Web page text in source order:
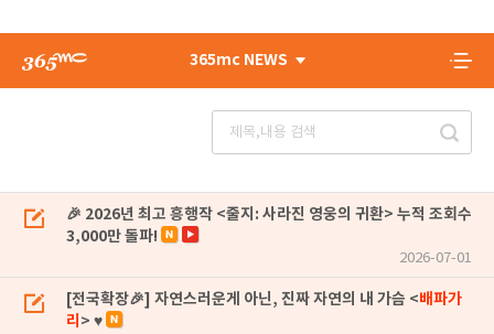
365mc NEWS
🎉 2026년 최고 흥행작 <줄지: 사라진 영웅의 귀환> 누적 조회수
3,000만 돌파!
2026-07-01
[전국확장🎉] 자연스러운게 아닌, 진짜 자연의 내 가슴 <배파가
리 > ♥